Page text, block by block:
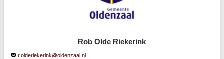
Rob Olde Riekerink
r.olderiekerink@oldenzaal.nl